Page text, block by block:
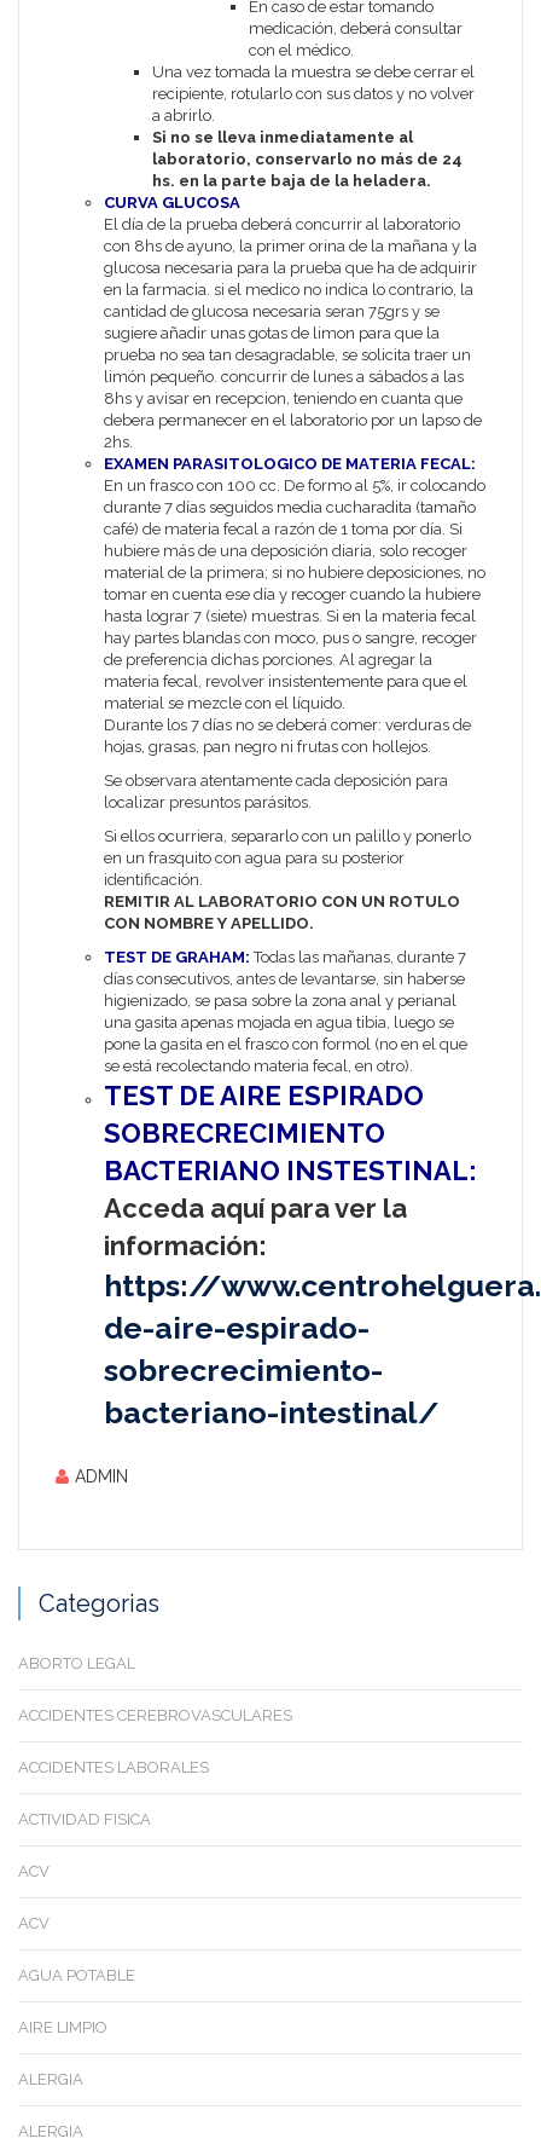
En caso de estar tomando
medicación, deberá consultar
con el médico.
Una vez tomada la muestra se debe cerrar el
recipiente, rotularlo con sus datos y no volver
a abrirlo.
Si no se lleva inmediatamente al
laboratorio, conservarlo no más de 24
hs. en la parte baja de la heladera.
CURVA GLUCOSA
El día de la prueba deberá concurrir al laboratorio
con 8hs de ayuno, la primer orina de la mañana y la
glucosa necesaria para la prueba que ha de adquirir
en la farmacia. si el medico no indica lo contrario, la
cantidad de glucosa necesaria seran 75grs y se
sugiere añadir unas gotas de limon para que la
prueba no sea tan desagradable, se solicita traer un
limón pequeño. concurrir de lunes a sábados a las
8hs y avisar en recepcion, teniendo en cuanta que
debera permanecer en el laboratorio por un lapso de
2hs.
EXAMEN PARASITOLOGICO DE MATERIA FECAL:
En un frasco con 100 cc. De formo al 5%, ir colocando
durante 7 días seguidos media cucharadita (tamaño
café) de materia fecal a razón de 1 toma por día. Si
hubiere más de una deposición diaria, solo recoger
material de la primera; si no hubiere deposiciones, no
tomar en cuenta ese día y recoger cuando la hubiere
hasta lograr 7 (siete) muestras. Si en la materia fecal
hay partes blandas con moco, pus o sangre, recoger
de preferencia dichas porciones. Al agregar la
materia fecal, revolver insistentemente para que el
material se mezcle con el líquido.
Durante los 7 días no se deberá comer: verduras de
hojas, grasas, pan negro ni frutas con hollejos.
Se observara atentamente cada deposición para
localizar presuntos parásitos.
Si ellos ocurriera, separarlo con un palillo y ponerlo
en un frasquito con agua para su posterior
identificación.
REMITIR AL LABORATORIO CON UN ROTULO
CON NOMBRE Y APELLIDO.
TEST DE GRAHAM: Todas las mañanas, durante 7
días consecutivos, antes de levantarse, sin haberse
higienizado, se pasa sobre la zona anal y perianal
una gasita apenas mojada en agua tibia, luego se
pone la gasita en el frasco con formol (no en el que
se está recolectando materia fecal, en otro).
TEST DE AIRE ESPIRADO
SOBRECRECIMIENTO
BACTERIANO INSTESTINAL:
Acceda aquí para ver la
información:
https://
de-aire-espirado-
sobrecrecimiento-
bacteriano-intestinal/
ADMIN
Categorias
ABORTO LEGAL
ACCIDENTES CEREBROVASCULARES
ACCIDENTES LABORALES
ACTIVIDAD FISICA
ACV
ACV
AGUA POTABLE
AIRE LIMPIO
ALERGIA
ALERGIA